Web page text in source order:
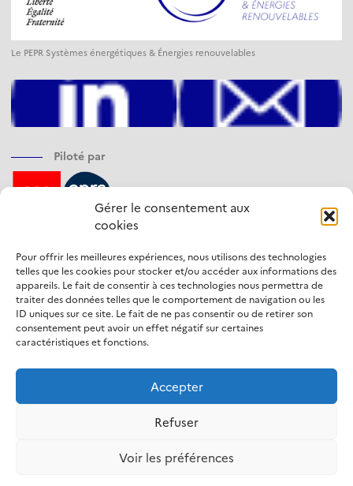
Gérer le consentement aux
cookies
Pour offrir les meilleures expériences, nous utilisons des technologies
telles que les cookies pour stocker et/ou accéder aux informations des
appareils. Le fait de consentir à ces technologies nous permettra de
traiter des données telles que le comportement de navigation ou les
ID uniques sur ce site. Le fait de ne pas consentir ou de retirer son
consentement peut avoir un effet négatif sur certaines
caractéristiques et fonctions.
Accepter
Refuser
Voir les préférences
Le PEPR Systèmes énergétiques & Énergies renouvelables
Piloté par
Opéré par
Protection des données personnelles